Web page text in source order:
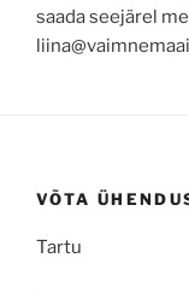
saada seejärel
VÕTA
Tartu